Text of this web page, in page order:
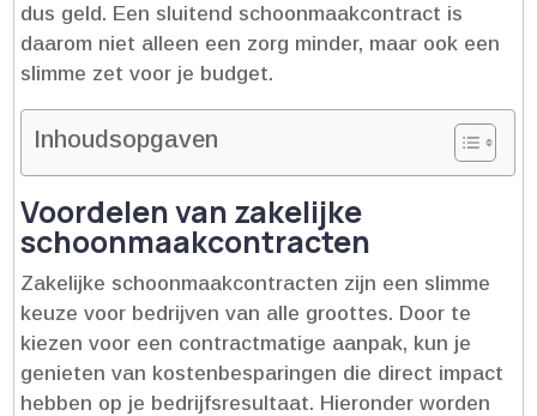
dus geld.​ Een sluitend schoonmaakcontract is
daarom niet alleen een zorg minder, maar ook een
slimme zet voor je budget.​
Inhoudsopgaven
Voordelen van zakelijke
schoonmaakcontracten
Zakelijke schoonmaakcontracten zijn een slimme
keuze voor bedrijven van alle groottes.​ Door te
kiezen voor een contractmatige aanpak, kun je
genieten van kostenbesparingen die direct impact
hebben op je bedrijfsresultaat.​ Hieronder worden